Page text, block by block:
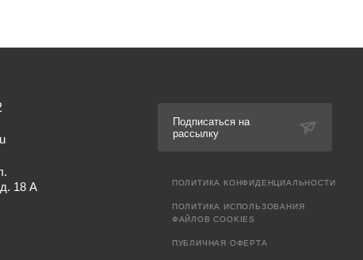
18 А
Подписаться на
рассылку
ПОЛИТИКА КОНФИДЕНЦИАЛЬНОСТИ
ПОЛИТИКА ИСПОЛЬЗОВАНИЯ
ФАЙЛОВ COOKIES
ПУБЛИЧНАЯ ОФЕРТА